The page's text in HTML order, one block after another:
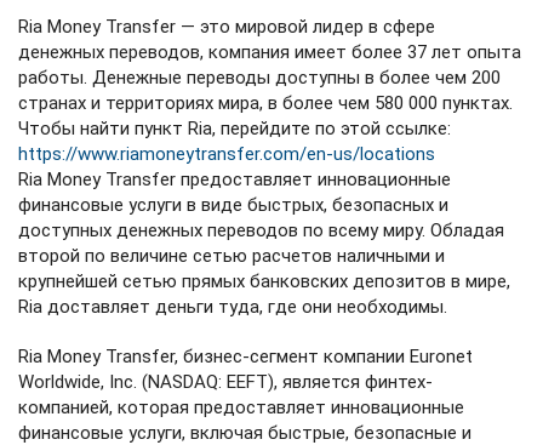
Ria Money Transfer — это мировой лидер в сфере
денежных переводов, компания имеет более 37 лет опыта
работы. Денежные переводы доступны в более чем 200
странах и территориях мира, в более чем 580 000 пунктах.
Чтобы найти пункт Ria, перейдите по этой ссылке:
https://www.riamoneytransfer.com/en-us/locations
Ria Money Transfer предоставляет инновационные
финансовые услуги в виде быстрых, безопасных и
доступных денежных переводов по всему миру. Обладая
второй по величине сетью расчетов наличными и
крупнейшей сетью прямых банковских депозитов в мире,
Ria доставляет деньги туда, где они необходимы.
Ria Money Transfer, бизнес-сегмент компании Euronet
Worldwide, Inc. (NASDAQ: EEFT), является финтех-
компанией, которая предоставляет инновационные
финансовые услуги, включая быстрые, безопасные и